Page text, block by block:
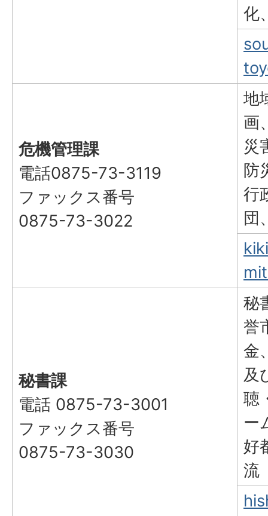
化
危機管理課
電話0875-73-3119
ファックス番号
0875-73-3022
地
画
災
防
行
団
秘書課
電話 0875-73-3001
ファックス番号
0875-73-3030
秘
誉
金
及
聴
ー
好
流